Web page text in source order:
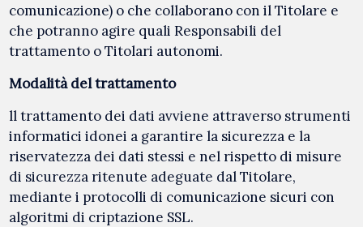
comunicazione) o che collaborano con il Titolare e
che potranno agire quali Responsabili del
trattamento o Titolari autonomi.
Modalità del trattamento
ll trattamento dei dati avviene attraverso strumenti
informatici idonei a garantire la sicurezza e la
riservatezza dei dati stessi e nel rispetto di misure
di sicurezza ritenute adeguate dal Titolare,
mediante i protocolli di comunicazione sicuri con
algoritmi di criptazione SSL.